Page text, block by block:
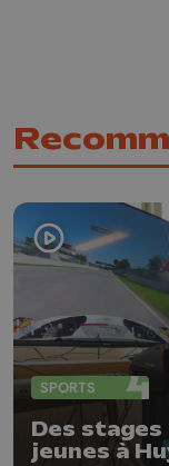
SPORTS
Des
jeunes à